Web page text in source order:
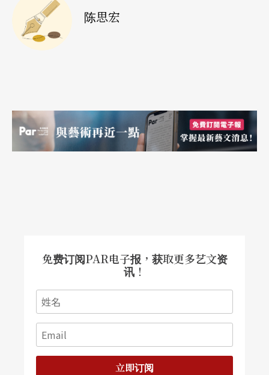
角色。「史丹的咖啡馆」擅长用舞蹈剧场的语汇，
辩证人类社会的权力斗争。《康》的舞台设计极度
廊的人生百态，舞台上被权力挤压变形的人体，真
实到让人无法逼视。其实这出精采作品差点因经费
今年「波茨坦舞蹈日」节目单上出现了两个台湾名
字：孙尚绮与苏文琪，前者带来全新独舞作品《我
不语》Je Sans Paroles
oop Me。两个作品都与多媒体投影艺术结合，因此
主办单位把两场表演放在同一晚演出。孙尚绮的
《我不语》是自编自舞的全新作品，他以贝克特的
陈思宏
免费订阅PAR电子报，获取更多艺文资
讯！
立即订阅